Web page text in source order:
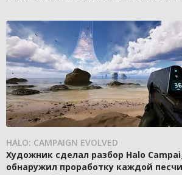
HALO: CAMPAIGN EVOLVED
Художник сделал разбор Halo
обнаружил проработку каждой